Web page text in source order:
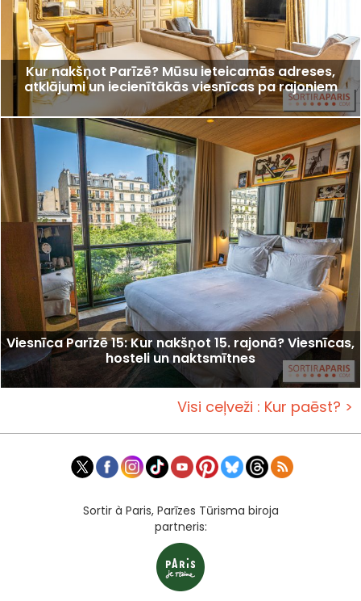
Kur nakšņot Parīzē? Mūsu ieteicamās adreses,
atklājumi un iecienītākās viesnīcas pa rajoniem
Viesnīca Parīzē 15: Kur nakšņot 15. rajonā? Viesnīcas,
hosteli un naktsmītnes
Visi ceļveži : Kur paēst? >
Sortir à Paris, Parīzes Tūrisma biroja
partneris: